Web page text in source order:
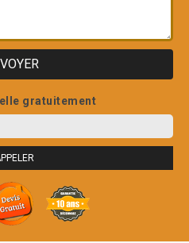
gratuitement